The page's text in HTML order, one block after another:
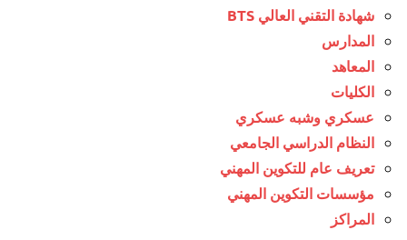
شهادة التقني العالي BTS
المدارس
المعاهد
الكليات
عسكري وشبه عسكري
النظام الدراسي الجامعي
تعريف عام للتكوين المهني
مؤسسات التكوين المهني
المراكز